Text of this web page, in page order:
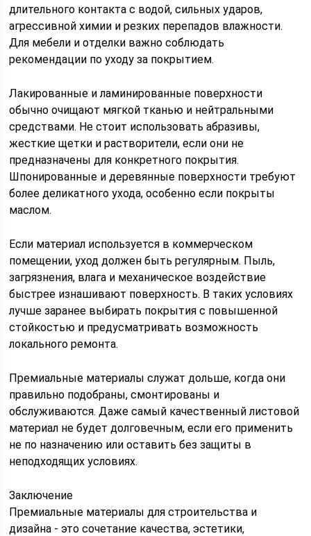
длительного контакта с водой, сильных ударов,
агрессивной химии и резких перепадов влажности.
Для мебели и отделки важно соблюдать
рекомендации по уходу за покрытием.
Лакированные и ламинированные поверхности
обычно очищают мягкой тканью и нейтральными
средствами. Не стоит использовать абразивы,
жесткие щетки и растворители, если они не
предназначены для конкретного покрытия.
Шпонированные и деревянные поверхности требуют
более деликатного ухода, особенно если покрыты
маслом.
Если материал используется в коммерческом
помещении, уход должен быть регулярным. Пыль,
загрязнения, влага и механическое воздействие
быстрее изнашивают поверхность. В таких условиях
лучше заранее выбирать покрытия с повышенной
стойкостью и предусматривать возможность
локального ремонта.
Премиальные материалы служат дольше, когда они
правильно подобраны, смонтированы и
обслуживаются. Даже самый качественный листовой
материал не будет долговечным, если его применить
не по назначению или оставить без защиты в
неподходящих условиях.
Заключение
Премиальные материалы для строительства и
дизайна - это сочетание качества, эстетики,